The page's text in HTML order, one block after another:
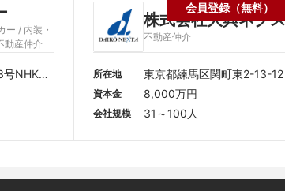
会員登録（無料）
ー / 内装・
動産仲介
NHK名
株式会社大興ネク
不動産仲介
所在地 東京都練馬区関町東2-13-12
資本金 8,000万円
会社規模 31～100人